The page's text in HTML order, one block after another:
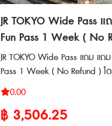
Omachi) • สามารถนั่งรถไฟ
ของ JR แบบ Local และ Limited
Express แบบ Non-Reserved ที่
Tokaido /Takayama Line –
ระหว่างสถานีShinano-Omachi
สถานี Nagoya ผ่านสายหลัก JR
Line สู่ Matsumoto • สามารถใ
JR TOKYO Wide Pass
Fun Pass 1 Week ( No
JR TOKYO Wide Pass แถม แถ
Pass 1 Week ( No Refund ) โดยประกอบ
ด้วยบัตรโดยสาร 2 แบบ ได้แก่ • JR
TOKYO Wide Pass เดินทางด้วย
East ทั้งแบบจองที่นั่งและไม่จองที่
0.00
฿ 3,506.25